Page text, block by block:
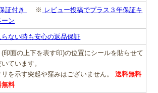
証付き ※ レビュー投稿でプラス３年保証キ
ーン
らない時も安心の返品保証
(印面の上下を表す印)の位置にシールを貼らせて
ています。
を示す突起や窪みはございません。送料無料
無料